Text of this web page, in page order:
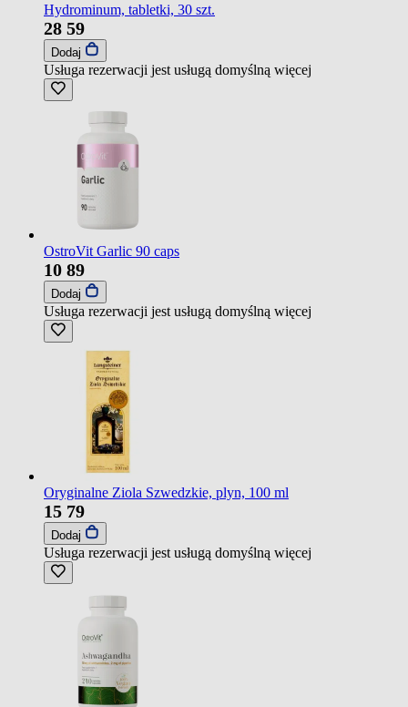
Hydrominum, tabletki, 30 szt.
28 59
Dodaj
Usługa rezerwacji jest usługą domyślną więcej
OstroVit Garlic 90 caps
10 89
Dodaj
Usługa rezerwacji jest usługą domyślną więcej
Oryginalne Ziola Szwedzkie, plyn, 100 ml
15 79
Dodaj
Usługa rezerwacji jest usługą domyślną więcej